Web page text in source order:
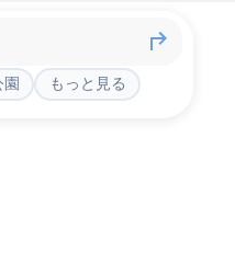
園 もっと見る